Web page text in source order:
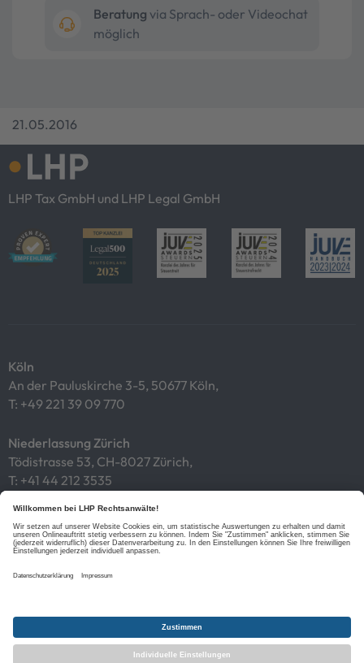
Beratung via Sprach- oder Videochat
möglich
21.05.2016
LHP Tax GmbH und LHP Legal GmbH
Köln
An der Pauluskirche 3-5, 50677 Köln,
T: +49 221 39 09 770
Niederlassung Zürich
Tödistrasse 53, CH-8027 Zürich,
T: +41 44 212 3535